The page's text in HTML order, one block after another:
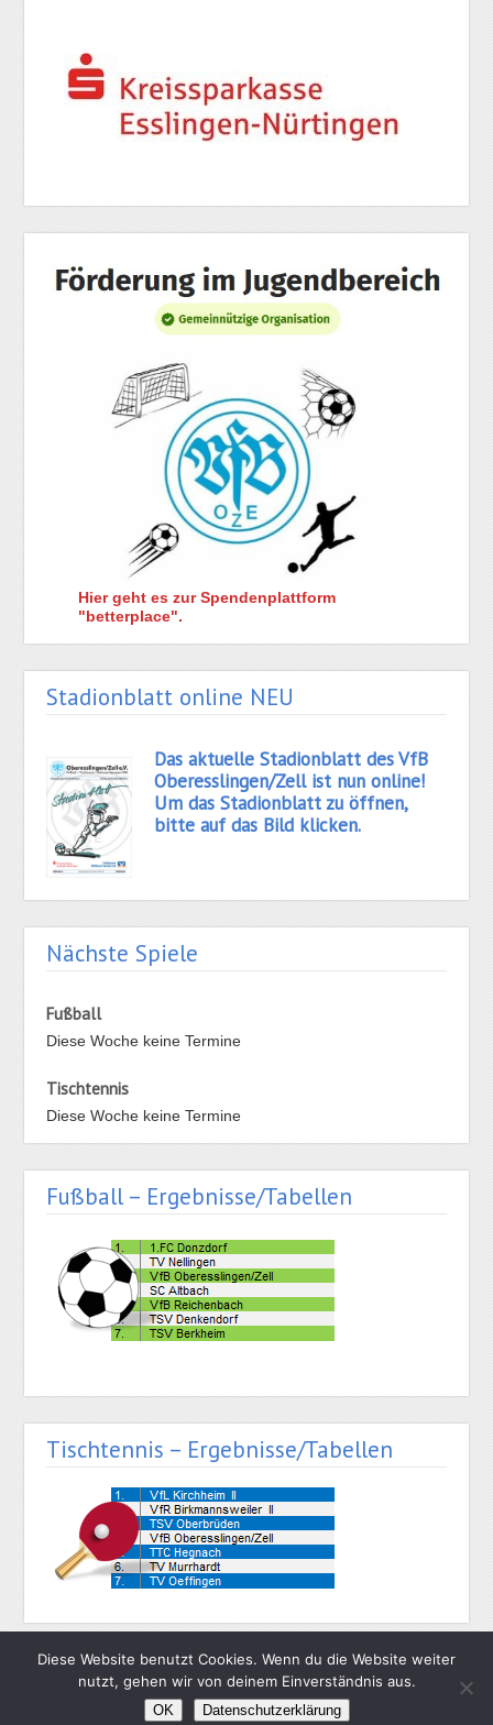
Hier geht es zur Spendenplattform
"betterplace".
Stadionblatt online NEU
Das aktuelle Stadionblatt des VfB
Oberesslingen/Zell ist nun online!
Um das Stadionblatt zu öffnen,
bitte auf das Bild klicken.
Nächste Spiele
Fußball
Diese Woche keine Termine
Tischtennis
Diese Woche keine Termine
Fußball – Ergebnisse/Tabellen
Tischtennis – Ergebnisse/Tabellen
Diese Website benutzt Cookies. Wenn du die Website weiter
nutzt, gehen wir von deinem Einverständnis aus.
OK Datenschutzerklärung